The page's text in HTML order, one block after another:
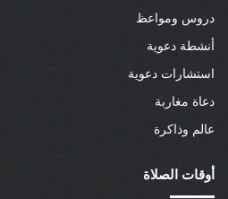
دروس ومواعظ
أنشطة دعوية
استشارات دعوية
دعاة مغاربة
عالم وذاكرة
أوقات الصلاة